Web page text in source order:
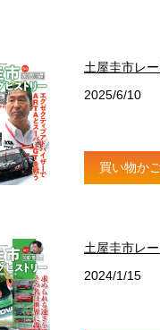
土屋圭市レ
2025/6/10
買い物か
土屋圭市レ
2024/1/15